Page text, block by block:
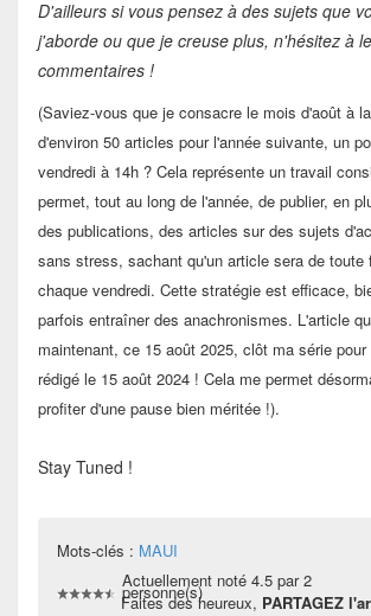
D'ailleurs si vous pensez à des sujets que
j'aborde ou que je creuse plus, n'hésitez à
commentaires !
(Saviez-vous que je consacre le mois d'août à
d'environ 50 articles pour l'année suivante, un
vendredi à 14h ? Cela représente un travail
permet, tout au long de l'année, de publier, en
des publications, des articles sur des sujets
sans stress, sachant qu'un article sera de toute
chaque vendredi. Cette stratégie est efficace,
parfois entraîner des anachronismes. L'article
maintenant, ce 15 août 2025, clôt ma série
rédigé le 15 août 2024 ! Cela me permet
profiter d'une pause bien méritée !).
Stay Tuned !
Mots-clés : MAUI
Actuellement noté 4.5 par 2
personne(s)
Faites des heureux, PARTAGEZ